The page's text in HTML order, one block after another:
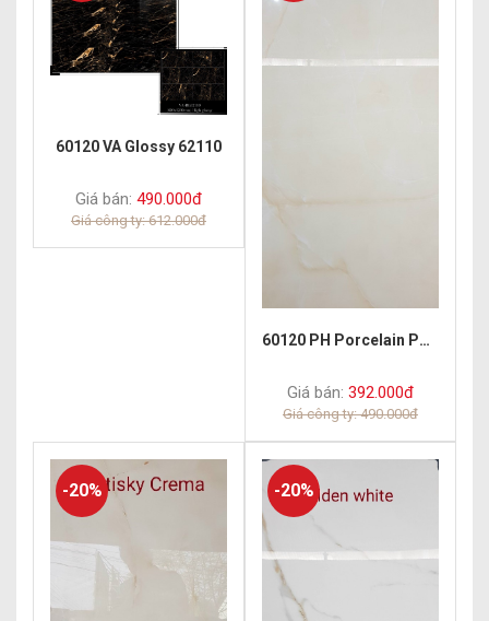
60120 VA Glossy 62110
Giá bán: 490.000đ
Giá công ty: 612.000đ
60120 PH Porcelain Polish Onyx
Giá bán: 392.000đ
Giá công ty: 490.000đ
-20% -20%